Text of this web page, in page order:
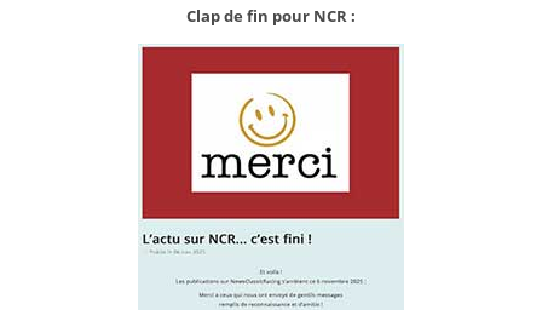
Clap de fin pour NCR :